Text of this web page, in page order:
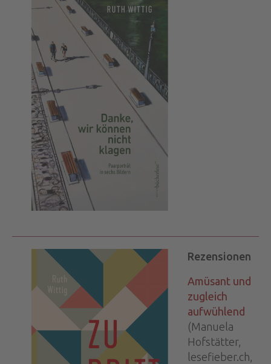
Rezensionen
Amüsant und
zugleich
aufwühlend
(Manuela
Hofstätter,
lesefieber.ch,